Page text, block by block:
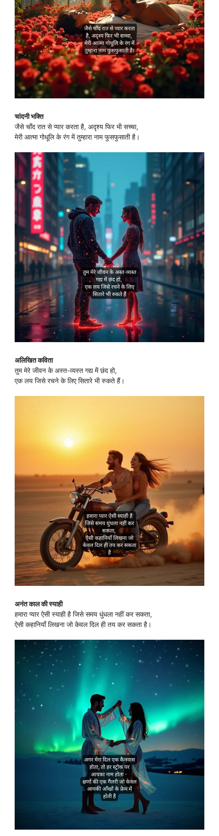
चांदनी भक्ति
जैसे चाँद रात से प्यार करता है, अदृश्य फिर भी सच्चा,
मेरी आत्मा गोधूलि के रंग में तुम्हारा नाम फुसफुसाती है।
अलिखित कविता
तुम मेरे जीवन के अस्त-व्यस्त गद्य में छंद हो,
एक लय जिसे रचने के लिए सितारे भी रुकते हैं।
अनंत काल की स्याही
हमारा प्यार ऐसी स्याही है जिसे समय धुंधला नहीं कर सकता,
ऐसी कहानियाँ लिखना जो केवल दिल ही तय कर सकता है।